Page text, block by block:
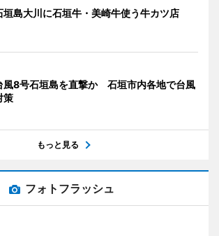
垣島大川に石垣牛・美崎牛使う牛カツ店
風8号石垣島を直撃か 石垣市内各地で台風
策
もっと見る
フォトフラッシュ